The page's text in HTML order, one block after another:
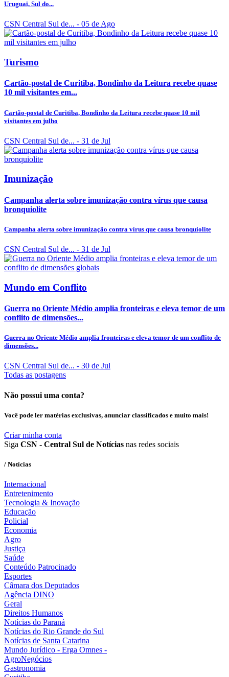
Uruguai, Sul do...
CSN Central Sul de... - 05 de Ago
Turismo
Cartão-postal de Curitiba, Bondinho da Leitura recebe quase
10 mil visitantes em...
Cartão-postal de Curitiba, Bondinho da Leitura recebe quase 10 mil
visitantes em julho
CSN Central Sul de... - 31 de Jul
Imunização
Campanha alerta sobre imunização contra vírus que causa
bronquiolite
Campanha alerta sobre imunização contra vírus que causa bronquiolite
CSN Central Sul de... - 31 de Jul
Mundo em Conflito
Guerra no Oriente Médio amplia fronteiras e eleva temor de um
conflito de dimensões...
Guerra no Oriente Médio amplia fronteiras e eleva temor de um conflito de
dimensões...
CSN Central Sul de... - 30 de Jul
Todas as postagens
Não possui uma conta?
Você pode ler matérias exclusivas, anunciar classificados e muito mais!
Criar minha conta
Siga CSN - Central Sul de Notícias nas redes sociais
/ Notícias
Internacional
Entretenimento
Tecnologia & Inovação
Educação
Policial
Economia
Agro
Justiça
Saúde
Conteúdo Patrocinado
Esportes
Câmara dos Deputados
Agência DINO
Geral
Direitos Humanos
Notícias do Paraná
Notícias do Rio Grande do Sul
Notícias de Santa Catarina
Mundo Jurídico - Erga Omnes -
AgroNegócios
Gastronomia